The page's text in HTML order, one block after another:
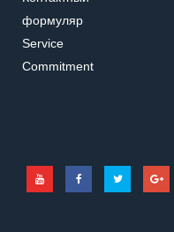
формуляр
Service
Commitment